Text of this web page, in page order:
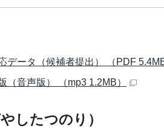
ータ（候補者提出） （PDF
音声版） （mp3 1.2MB）
したつのり）